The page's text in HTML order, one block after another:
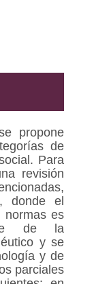
propone
de
Para
revisión
donde el
normas es
de la
y se
y de
parciales